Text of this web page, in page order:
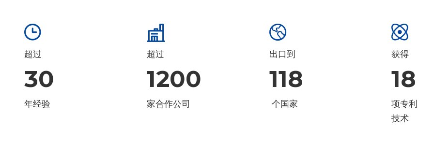
超过
30
年经验
超过
1200
家合作公司
出口到
118
个国家
获得
18
项专利
技术